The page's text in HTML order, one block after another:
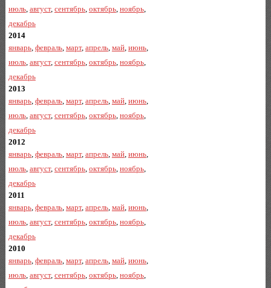
июль, август, сентябрь, октябрь, ноябрь,
декабрь
2014
январь, февраль, март, апрель, май, июнь,
июль, август, сентябрь, октябрь, ноябрь,
декабрь
2013
январь, февраль, март, апрель, май, июнь,
июль, август, сентябрь, октябрь, ноябрь,
декабрь
2012
январь, февраль, март, апрель, май, июнь,
июль, август, сентябрь, октябрь, ноябрь,
декабрь
2011
январь, февраль, март, апрель, май, июнь,
июль, август, сентябрь, октябрь, ноябрь,
декабрь
2010
январь, февраль, март, апрель, май, июнь,
июль, август, сентябрь, октябрь, ноябрь,